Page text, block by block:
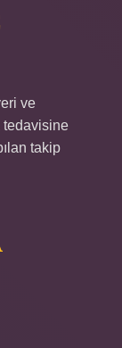
ve
tedavisine
takip